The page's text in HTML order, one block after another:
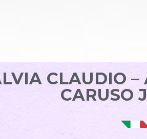
CLAUDIO
CARUSO